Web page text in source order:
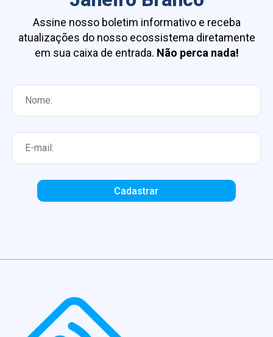
Assine nosso boletim informativo e receba
atualizações do nosso ecossistema diretamente
em sua caixa de entrada. Não perca nada!